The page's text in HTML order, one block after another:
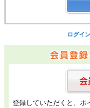
ログイ
登録していただくと、ポ